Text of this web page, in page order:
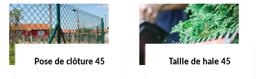
Pose de clôture 45 Taille de haie 45